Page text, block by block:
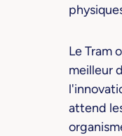
Le Tram
meilleur
attend